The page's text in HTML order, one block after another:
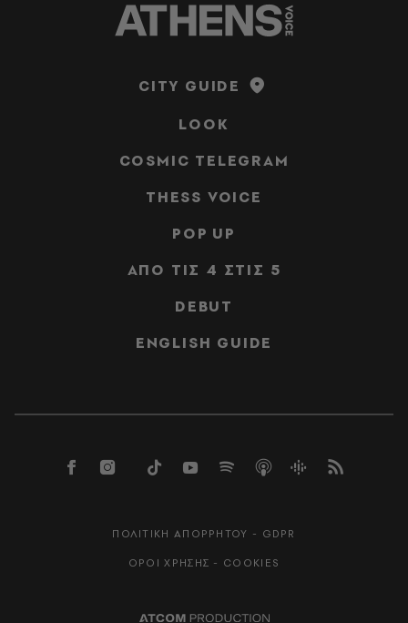
CITY GUIDE
LOOK
COSMIC TELEGRAM
THESS VOICE
POP UP
ΑΠΟ ΤΙΣ 4 ΣΤΙΣ 5
DEBUT
ENGLISH GUIDE
ΠΟΛΙΤΙΚΗ ΑΠΟΡΡΗΤΟΥ - GDPR
ΟΡΟΙ ΧΡΗΣΗΣ - COOKIES